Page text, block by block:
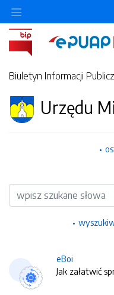
Biuletyn Informacji
Urzędu
Wyszukiwarka
eBoi
Jak załatwić